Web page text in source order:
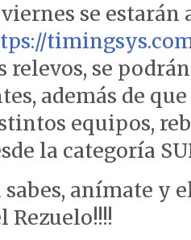
se estarán
relevos, se
además de
equipos,
la categoría
sabes, anímate y
Rezuelo!!!!